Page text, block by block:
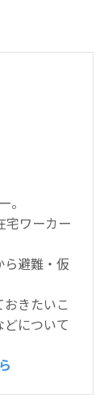
。
宅ワーカー
避難・仮
きたいこ
について